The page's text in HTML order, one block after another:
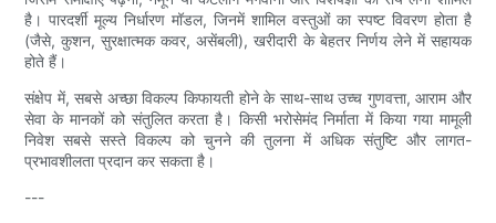
है। पारदर्शी मूल्य निर्धारण मॉडल, जिनमें शामिल वस्तुओं का स्पष्ट विवरण होता है
(जैसे, कुशन, सुरक्षात्मक कवर, असेंबली), खरीदारी के बेहतर निर्णय लेने में सहायक
होते हैं।
संक्षेप में, सबसे अच्छा विकल्प किफायती होने के साथ-साथ उच्च गुणवत्ता, आराम और
सेवा के मानकों को संतुलित करता है। किसी भरोसेमंद निर्माता में किया गया मामूली
निवेश सबसे सस्ते विकल्प को चुनने की तुलना में अधिक संतुष्टि और लागत-
प्रभावशीलता प्रदान कर सकता है।
---